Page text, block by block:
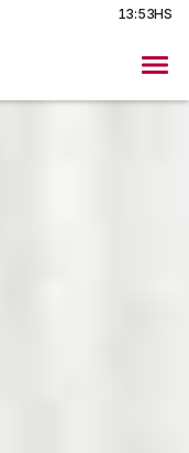
13:53HS